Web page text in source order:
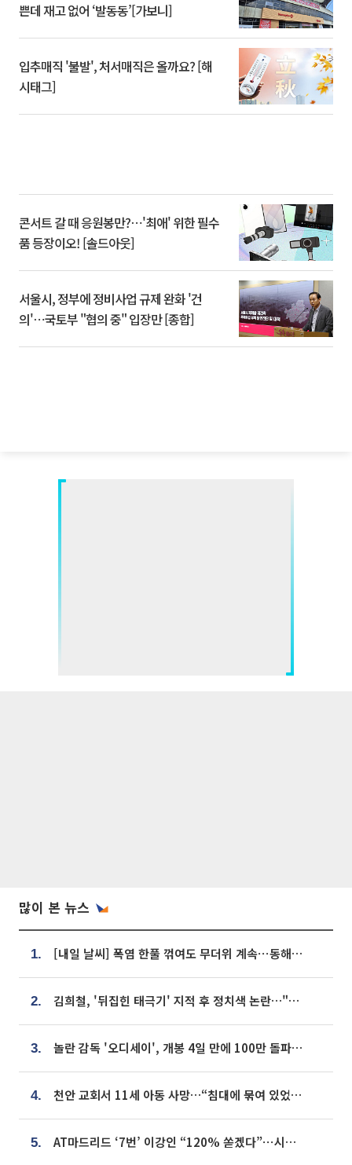
쁜데 재고 없어 ‘발동동’[가보니]
입추매직 '불발', 처서매직은 올까요? [해
시태그]
콘서트 갈 때 응원봉만?⋯'최애' 위한 필수
품 등장이오! [솔드아웃]
서울시, 정부에 정비사업 규제 완화 '건
의'⋯국토부 "협의 중" 입장만 [종합]
많이 본 뉴스
1. [내일 날씨] 폭염 한풀 꺾여도 무더위 계속⋯동해안 이틀 연속 비
2. 김희철, '뒤집힌 태극기' 지적 후 정치색 논란…"좌우 떠나 우리나라 국기"
3. 놀란 감독 '오디세이', 개봉 4일 만에 100만 돌파⋯'왕사남' 보다 빠르다
4. 천안 교회서 11세 아동 사망…“침대에 묶여 있었다” 진술 확보
5. AT마드리드 ‘7번’ 이강인 “120% 쏟겠다”⋯시메오네 감독 “필요한 선수”